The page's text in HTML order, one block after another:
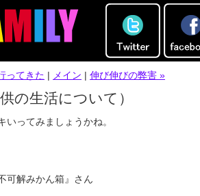
ってきた | メイン | 伸び伸びの弊害 »
の生活について）
いってみましょうかね。
可解みかん箱』さん